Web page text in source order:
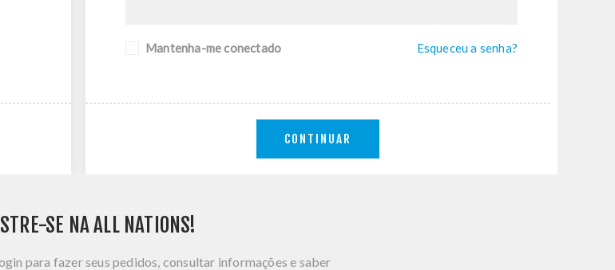
Mantenha-me conectado Esqueceu a senha?
CONTINUAR
SE NA ALL NATIONS!
para fazer seus pedidos, consultar informações e saber